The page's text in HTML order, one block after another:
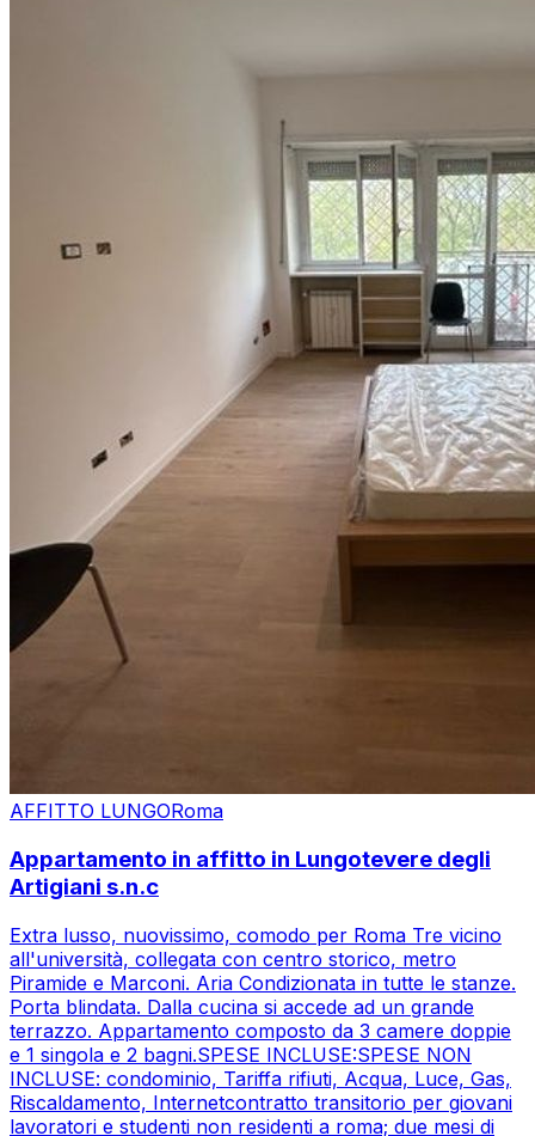
AFFITTO LUNGORoma
Appartamento in affitto in Lungotevere degli
Artigiani s.n.c
Extra lusso, nuovissimo, comodo per Roma Tre vicino
all'università, collegata con centro storico, metro
Piramide e Marconi. Aria Condizionata in tutte le stanze.
Porta blindata. Dalla cucina si accede ad un grande
terrazzo. Appartamento composto da 3 camere doppie
e 1 singola e 2 bagni.SPESE INCLUSE:SPESE NON
INCLUSE: condominio, Tariffa rifiuti, Acqua, Luce, Gas,
Riscaldamento, Internetcontratto transitorio per giovani
lavoratori e studenti non residenti a roma; due mesi di